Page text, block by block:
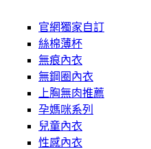
官網獨家自訂
絲棉薄杯
無痕內衣
無鋼圈內衣
上胸無肉推薦
孕媽咪系列
兒童內衣
性感內衣